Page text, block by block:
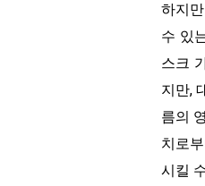
하지
수 있
스크
지만,
름의
치로
시킬